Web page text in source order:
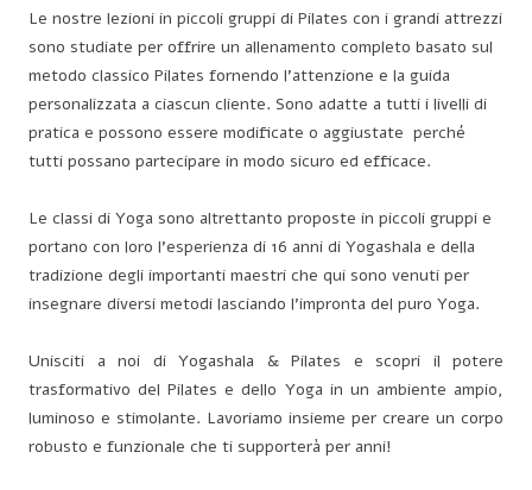
Le nostre lezioni in piccoli gruppi di Pilates con i grandi attrezzi
sono studiate per offrire un allenamento completo basato sul
metodo classico Pilates fornendo l’attenzione e la guida
personalizzata a ciascun cliente. Sono adatte a tutti i livelli di
pratica e possono essere modificate o aggiustate perché
tutti possano partecipare in modo sicuro ed efficace.
Le classi di Yoga sono altrettanto proposte in piccoli gruppi e
portano con loro l’esperienza di 16 anni di Yogashala e della
tradizione degli importanti maestri che qui sono venuti per
insegnare diversi metodi lasciando l’impronta del puro Yoga.
Unisciti a noi di Yogashala & Pilates e scopri il potere
trasformativo del Pilates e dello Yoga in un ambiente ampio,
luminoso e stimolante. Lavoriamo insieme per creare un corpo
robusto e funzionale che ti supporterà per anni!